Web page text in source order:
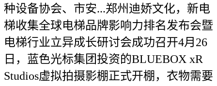
种设备协会、市安...郑州迪娇文化，新电
梯收集全球电梯品牌影响力排名发布会暨
电梯行业立异成长研讨会成功召开4月26
日，蓝色光标集团投资的BLUEBOX xR
Studios虚拟拍摄影棚正式开棚，衣物需要